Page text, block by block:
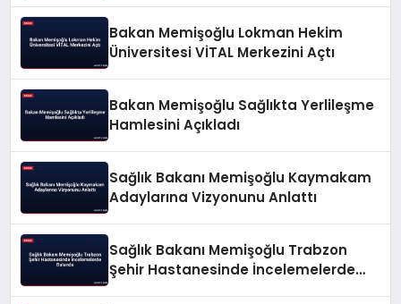
Bakan Memişoğlu Lokman Hekim
Üniversitesi VİTAL Merkezini Açtı
Bakan Memişoğlu Sağlıkta Yerlileşme
Hamlesini Açıkladı
Sağlık Bakanı Memişoğlu Kaymakam
Adaylarına Vizyonunu Anlattı
Sağlık Bakanı Memişoğlu Trabzon
Şehir Hastanesinde İncelemelerde